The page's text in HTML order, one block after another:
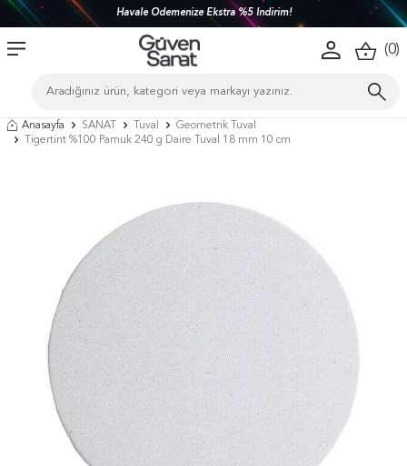
Havale Ödemenize Ekstra %5 İndirim!
(0)
Anasayfa SANAT Tuval
Geometrik Tuval
Tigertint %100 Pamuk 240 g Daire Tuval 18 mm 10 cm